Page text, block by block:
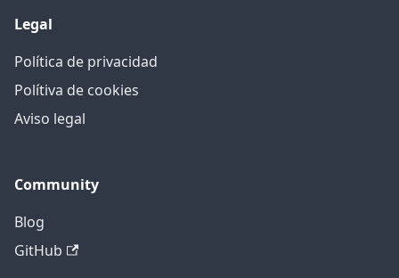
Legal
Política de privacidad
Polítiva de cookies
Aviso legal
Community
Blog
GitHub